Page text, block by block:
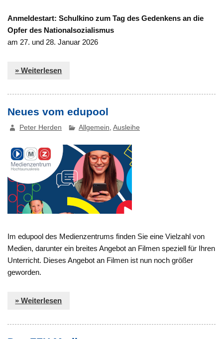
Anmeldestart: Schulkino zum Tag des Gedenkens an die
Opfer des Nationalsozialismus
am 27. und 28. Januar 2026
» Weiterlesen
Neues vom edupool
Peter Herden Allgemein ,Ausleihe
Im edupool des Medienzentrums finden Sie eine Vielzahl von
Medien, darunter ein breites Angebot an Filmen speziell für Ihren
Unterricht. Dieses Angebot an Filmen ist nun noch größer
geworden.
» Weiterlesen